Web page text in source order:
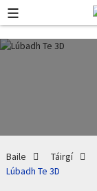
Baile Táirgí
Lúbadh Te 3D